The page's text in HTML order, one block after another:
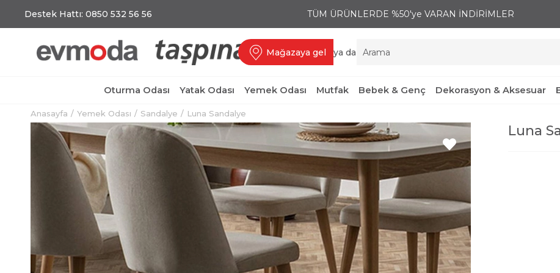
Destek Hattı: 0850 532 56 56 TÜM ÜRÜNLERDE %50'ye VARAN İNDİRİMLER
Mağazaya gel ya da
Oturma Odası Yatak Odası Yemek Odası Mutfak Bebek & Genç Dekorasyon & Aksesuar
Anasayfa Yemek Odası Sandalye Luna Sandalye
Luna